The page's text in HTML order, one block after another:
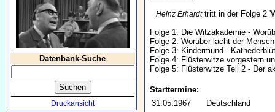
Datenbank-Suche
Druckansicht
Heinz Erhardttritt in der Folge 2
Folge 1: Die Witzakademie -
Folge 2: Worüber lacht der
Folge 3: Kindermund -
Folge 4: Flüsterwitze vorgestern
Folge 5: Flüsterwitze Teil 2 - Der
Starttermine:
31.05.1967
Deutschland